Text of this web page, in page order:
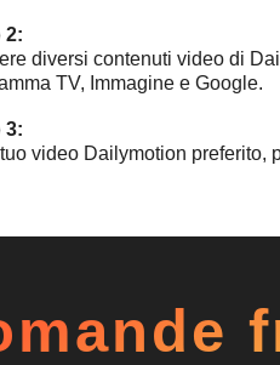
2:
diversi contenuti video di
TV, Immagine e Google.
3:
video Dailymotion preferito,